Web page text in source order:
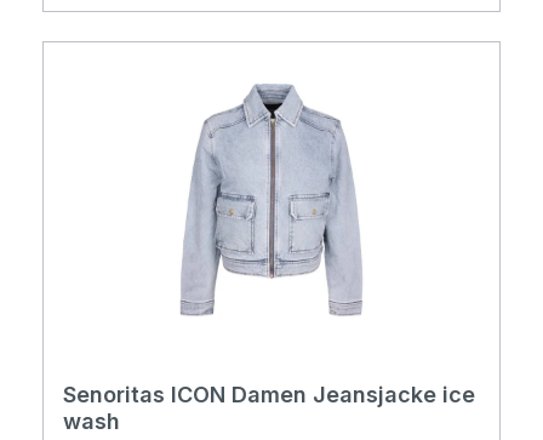
Senoritas ICON Damen Jeansjacke ice
wash